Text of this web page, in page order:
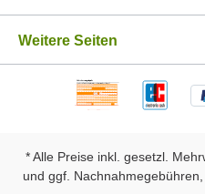
Weitere Seiten
* Alle Preise inkl. gesetzl.
und ggf.